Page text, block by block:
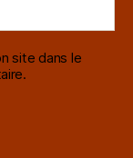
site dans le